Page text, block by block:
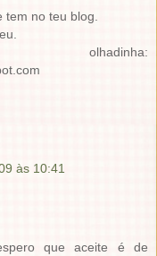
tem no teu blog.
às 10:41
que aceite é de